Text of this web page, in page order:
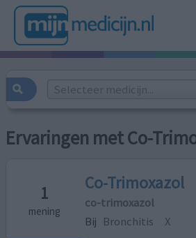
Selecteer medicijn...
Ervaringen met Co-
1
mening
Co-Trimoxazol
co-trimoxazol
Bij Bronchitis X